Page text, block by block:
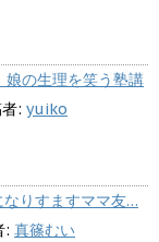
娘の生理を笑う塾講
: yuiko
なりすますママ友…
: 真篠むい